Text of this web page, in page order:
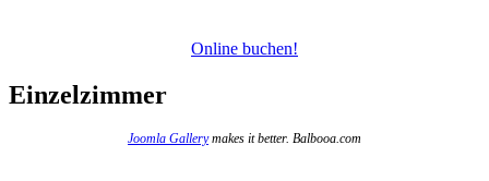
Online buchen!
Einzelzimmer
Joomla Gallerymakes it better. Balbooa.com